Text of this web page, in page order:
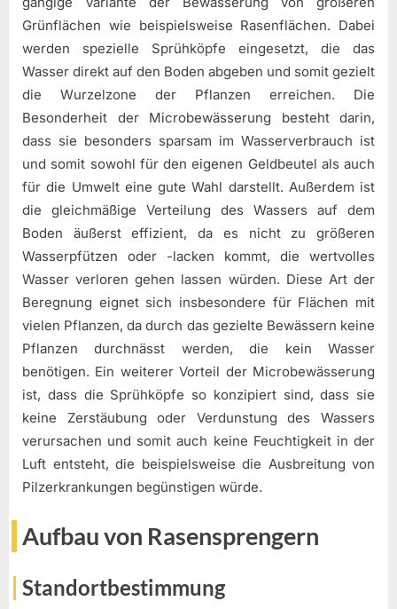
Grünflächen wie beispielsweise Rasenflächen. Dabei
werden spezielle Sprühköpfe eingesetzt, die das
Wasser direkt auf den Boden abgeben und somit gezielt
die Wurzelzone der Pflanzen erreichen. Die
Besonderheit der Microbewässerung besteht darin,
dass sie besonders sparsam im Wasserverbrauch ist
und somit sowohl für den eigenen Geldbeutel als auch
für die Umwelt eine gute Wahl darstellt. Außerdem ist
die gleichmäßige Verteilung des Wassers auf dem
Boden äußerst effizient, da es nicht zu größeren
Wasserpfützen oder -lacken kommt, die wertvolles
Wasser verloren gehen lassen würden. Diese Art der
Beregnung eignet sich insbesondere für Flächen mit
vielen Pflanzen, da durch das gezielte Bewässern keine
Pflanzen durchnässt werden, die kein Wasser
benötigen. Ein weiterer Vorteil der Microbewässerung
ist, dass die Sprühköpfe so konzipiert sind, dass sie
keine Zerstäubung oder Verdunstung des Wassers
verursachen und somit auch keine Feuchtigkeit in der
Luft entsteht, die beispielsweise die Ausbreitung von
Pilzerkrankungen begünstigen würde.
Aufbau von Rasensprengern
Standortbestimmung